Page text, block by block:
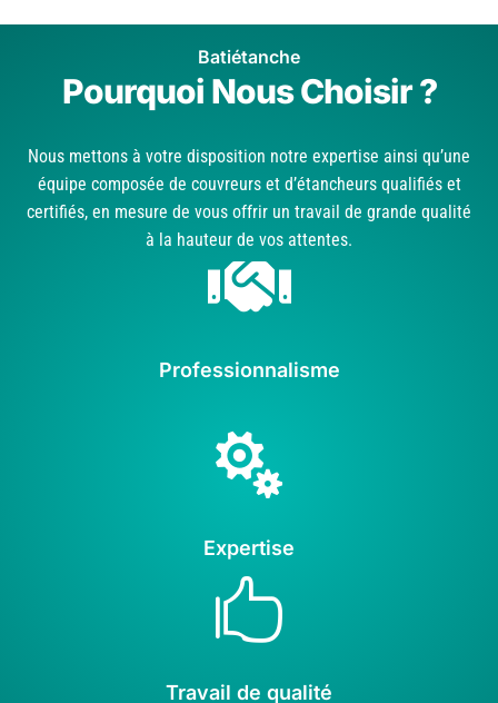
Batiétanche
Pourquoi Nous Choisir ?
Nous mettons à votre disposition notre expertise ainsi qu’une
équipe composée de couvreurs et d’étancheurs qualifiés et
certifiés, en mesure de vous offrir un travail de grande qualité
à la hauteur de vos attentes.

Professionnalisme

Expertise

Travail de qualité